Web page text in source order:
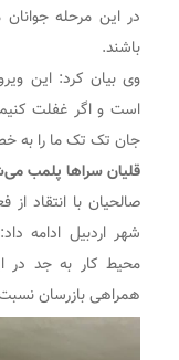
در این مرحله
باشند.
وی بیان کرد: این
است و اگر غفلت
جان تک تک ما را به
قلیان سراها پلمب
صالحیان با انتقاد
شهر اردبیل ادامه
محیط کار به جد در
همراهی بازرسان